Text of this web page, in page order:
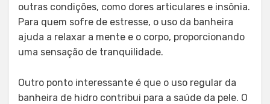
outras condições, como dores articulares e insônia.
Para quem sofre de estresse, o uso da banheira
ajuda a relaxar a mente e o corpo, proporcionando
uma sensação de tranquilidade.
Outro ponto interessante é que o uso regular da
banheira de hidro contribui para a saúde da pele. O